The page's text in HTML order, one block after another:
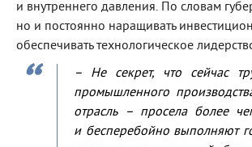
и внутреннего давления. По словам
но и постоянно наращивать
обеспечивать технологическое
– Не секрет, что сейчас
промышленного
отрасль – просела более
и бесперебойно выполняют